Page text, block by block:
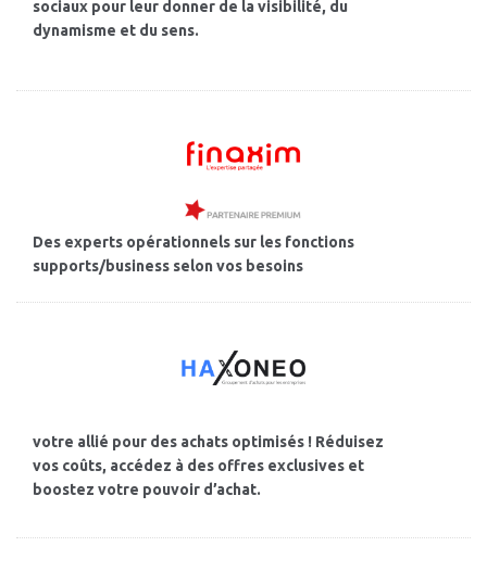
sociaux pour leur donner de la visibilité, du
dynamisme et du sens.
Des experts opérationnels sur les fonctions
supports/business selon vos besoins
votre allié pour des achats optimisés ! Réduisez
vos coûts, accédez à des offres exclusives et
boostez votre pouvoir d’achat.